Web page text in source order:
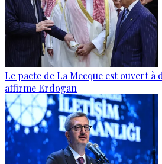
Le pacte de La Mecque est ouvert à
affirme Erdogan